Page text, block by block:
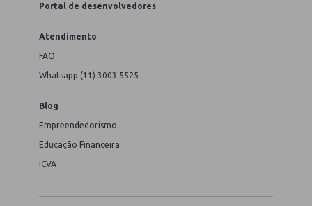
Portal de desenvolvedores
Atendimento
FAQ
Whatsapp (11) 3003.5525
Blog
Empreendedorismo
Educação Financeira
ICVA